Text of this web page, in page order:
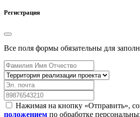
Регистрация
Все поля формы обязательны для
Нажимая на кнопку «Отправить»,
положением по обработке